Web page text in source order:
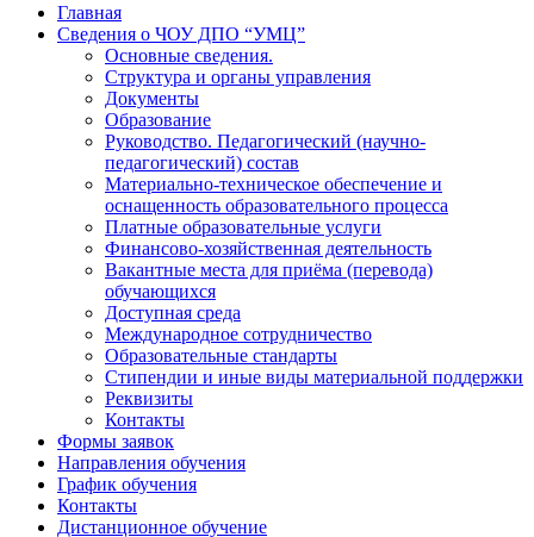
Главная
Сведения о ЧОУ ДПО “УМЦ”
Основные сведения.
Структура и органы управления
Документы
Образование
Руководство. Педагогический (научно-
педагогический) состав
Материально-техническое обеспечение и
оснащенность образовательного процесса
Платные образовательные услуги
Финансово-хозяйственная деятельность
Вакантные места для приёма (перевода)
обучающихся
Доступная среда
Международное сотрудничество
Образовательные стандарты
Стипендии и иные виды материальной поддержки
Реквизиты
Контакты
Формы заявок
Направления обучения
График обучения
Контакты
Дистанционное обучение